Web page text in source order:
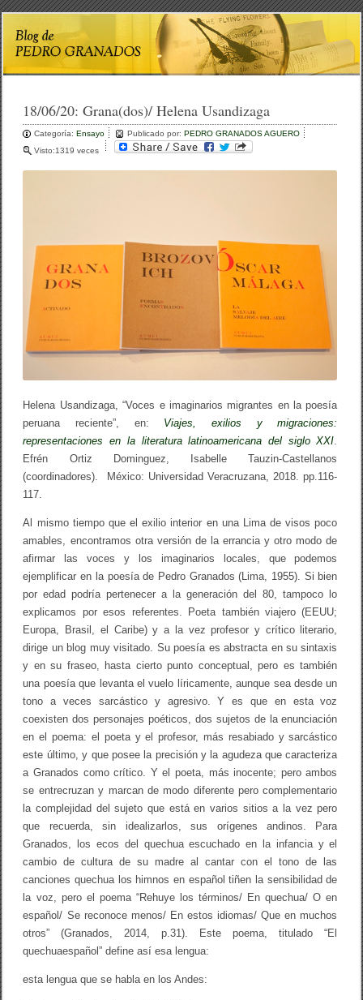
18/06/20:Grana(dos)/ Helena Usandizaga
Categoría:Ensayo Publicado por:PEDRO GRANADOS AGUERO
Visto:1319 veces
Helena Usandizaga, “Voces e imaginarios migrantes en la poesía
peruana reciente”, en: Viajes, exilios y migraciones:
representaciones en la literatura latinoamericana del siglo XXI
Efrén Ortiz Dominguez, Isabelle Tauzin-Castellanos
(coordinadores). México: Universidad Veracruzana, 2018. pp.116-
117.
Al mismo tiempo que el exilio interior en una Lima de visos poco
amables, encontramos otra versión de la errancia y otro modo de
afirmar las voces y los imaginarios locales, que podemos
ejemplificar en la poesía de Pedro Granados (Lima, 1955). Si bien
por edad podría pertenecer a la generación del 80, tampoco lo
explicamos por esos referentes. Poeta también viajero (EEUU;
Europa, Brasil, el Caribe) y a la vez profesor y crítico literario,
dirige un blog muy visitado. Su poesía es abstracta en su sintaxis
y en su fraseo, hasta cierto punto conceptual, pero es también
una poesía que levanta el vuelo líricamente, aunque sea desde un
tono a veces sarcástico y agresivo. Y es que en esta voz
coexisten dos personajes poéticos, dos sujetos de la enunciación
en el poema: el poeta y el profesor, más resabiado y sarcástico
este último, y que posee la precisión y la agudeza que caracteriza
a Granados como crítico. Y el poeta, más inocente; pero ambos
se entrecruzan y marcan de modo diferente pero complementario
la complejidad del sujeto que está en varios sitios a la vez pero
que recuerda, sin idealizarlos, sus orígenes andinos. Para
Granados, los ecos del quechua escuchado en la infancia y el
cambio de cultura de su madre al cantar con el tono de las
canciones quechua los himnos en español tiñen la sensibilidad de
la voz, pero el poema “Rehuye los términos/ En quechua/ O en
español/ Se reconoce menos/ En estos idiomas/ Que en muchos
otros” (Granados, 2014, p.31). Este poema, titulado “El
quechuaespañol” define así esa lengua:
esta lengua que se habla en los Andes: